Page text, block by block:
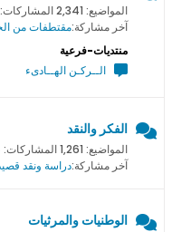
المواضيع: 2,341 المشاركات: 24,408
آخر مشاركة:مقتطفات من
منتديات-فرعية
الــركـن الهــادىء
الفكر والنقد
المواضيع: 1,261 المشاركات: 16,324
آخر مشاركة:دراسة ونقد
الوطنيات والمرثيات